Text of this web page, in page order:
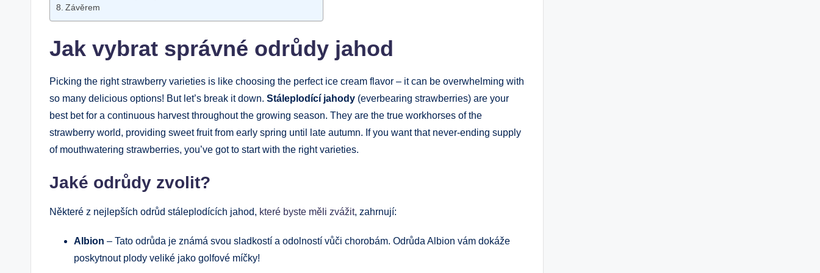
Závěrem
Jak vybrat správné odrůdy jahod
Picking the right strawberry varieties is like choosing the perfect ice cream flavor – it can be overwhelming with
so many delicious options! But let’s break it down. Stáleplodící jahody (everbearing strawberries) are your
best bet for a continuous harvest throughout the growing season. They are the true workhorses of the
strawberry world, providing sweet fruit from early spring until late autumn. If you want that never-ending supply
of mouthwatering strawberries, you’ve got to start with the right varieties.
Jaké odrůdy zvolit?
Některé z nejlepších odrůd stáleplodících jahod, které byste měli zvážit, zahrnují:
Albion – Tato odrůda je známá svou sladkostí a odolností vůči chorobám. Odrůda Albion vám dokáže
poskytnout plody veliké jako golfové míčky!